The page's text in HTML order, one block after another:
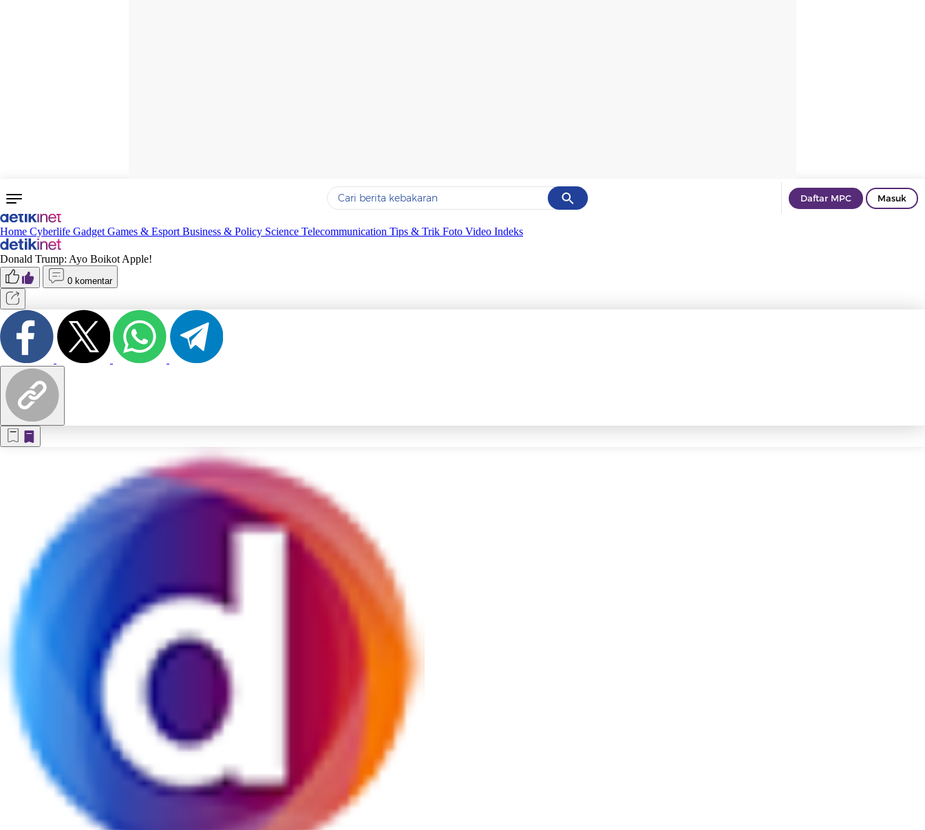
Cancel
Yang sedang ramai dicari
Terakhir yang dicari
Daftar MPC Masuk
Home Cyberlife Gadget Games & Esport Business & Policy Science Telecommunication Tips & Trik Foto Video Indeks
Donald Trump: Ayo Boikot Apple!
0 komentar